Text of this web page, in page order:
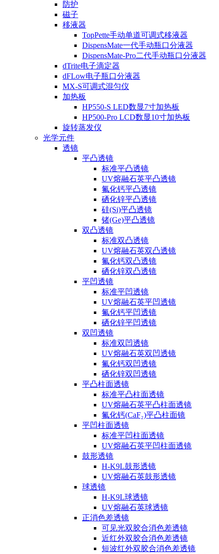
防护
磁子
移液器
TopPette手动单道可调式移液器
DispensMate一代手动瓶口分液器
DispensMate-Pro二代手动瓶口分液器
dTrite电子滴定器
dFLow电子瓶口分液器
MX-S可调式混匀仪
加热板
HP550-S LED数显7寸加热板
HP500-Pro LCD数显10寸加热板
旋转蒸发仪
光学元件
透镜
平凸透镜
标准平凸透镜
UV熔融石英平凸透镜
氟化钙平凸透镜
硒化锌平凸透镜
硅(Si)平凸透镜
锗(Ge)平凸透镜
双凸透镜
标准双凸透镜
UV熔融石英双凸透镜
氟化钙双凸透镜
硒化锌双凸透镜
平凹透镜
标准平凹透镜
UV熔融石英平凹透镜
氟化钙平凹透镜
硒化锌平凹透镜
双凹透镜
标准双凹透镜
UV熔融石英双凹透镜
氟化钙双凹透镜
硒化锌双凹透镜
平凸柱面透镜
标准平凸柱面透镜
UV熔融石英平凸柱面透镜
氟化钙(CaF₂)平凸柱面镜
平凹柱面透镜
标准平凹柱面透镜
UV熔融石英平凹柱面透镜
鼓形透镜
H-K9L鼓形透镜
UV熔融石英鼓形透镜
球透镜
H-K9L球透镜
UV熔融石英球透镜
正消色差透镜
可见光双胶合消色差透镜
近红外双胶合消色差透镜
短波红外双胶合消色差透镜